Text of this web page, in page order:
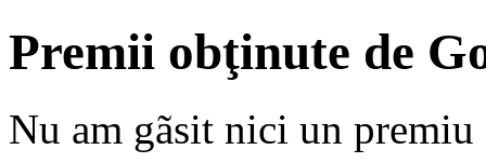
Premii obţinute de
Nu am gãsit nici un premiu